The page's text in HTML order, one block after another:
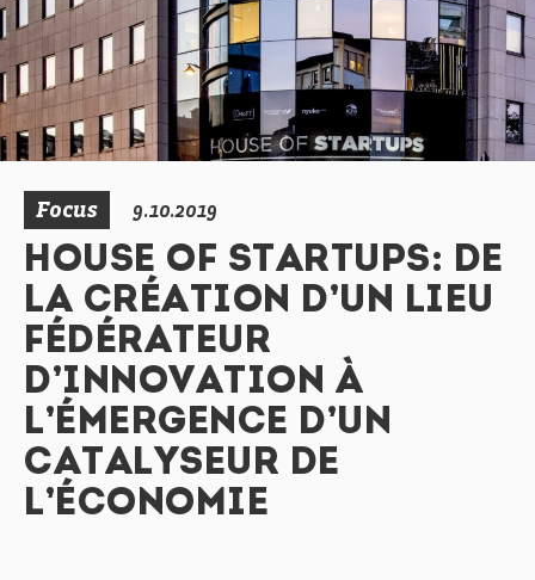
Focus 9.10.2019
HOUSE OF STARTUPS: DE
LA CRÉATION D’UN LIEU
FÉDÉRATEUR
D’INNOVATION À
L’ÉMERGENCE D’UN
CATALYSEUR DE
L’ÉCONOMIE